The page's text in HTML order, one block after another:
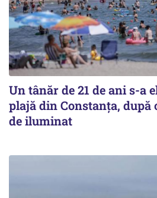
Un tânăr de 21 de ani s-a
plajă din Constanța, după
de iluminat